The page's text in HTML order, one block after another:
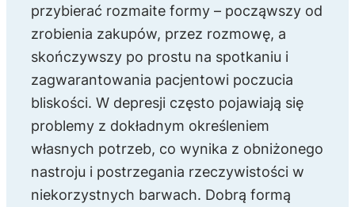
przybierać rozmaite formy – począwszy od
zrobienia zakupów, przez rozmowę, a
skończywszy po prostu na spotkaniu i
zagwarantowania pacjentowi poczucia
bliskości. W depresji często pojawiają się
problemy z dokładnym określeniem
własnych potrzeb, co wynika z obniżonego
nastroju i postrzegania rzeczywistości w
niekorzystnych barwach. Dobrą formą